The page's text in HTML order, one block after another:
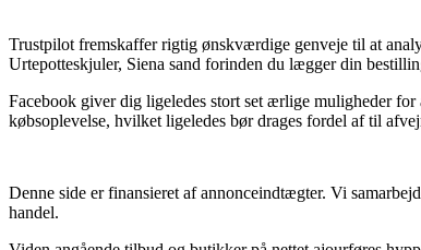
Trustpilot fremskaffer rigtig ønskværdige genveje til at
Urtepotteskjuler, Siena sand forinden du lægger din
Facebook giver dig ligeledes stort set ærlige muligheder
købsoplevelse, hvilket ligeledes bør drages fordel af til
Denne side er finansieret af annonceindtægter. Vi
handel.